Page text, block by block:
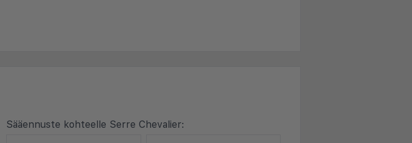
Sääennuste kohteelle Serre Chevalier: